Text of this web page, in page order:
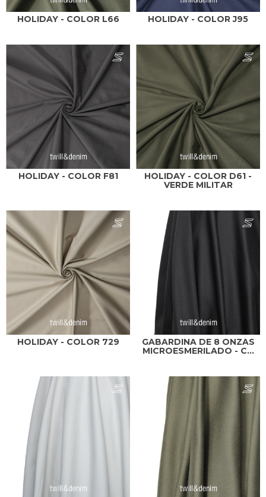
HOLIDAY - COLOR L66 HOLIDAY - COLOR J95
HOLIDAY - COLOR F81
HOLIDAY - COLOR D61 -
VERDE MILITAR
HOLIDAY - COLOR 729
GABARDINA DE 8 ONZAS
MICROESMERILADO - C...